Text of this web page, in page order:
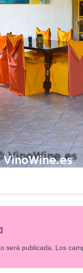
será publicada. Los